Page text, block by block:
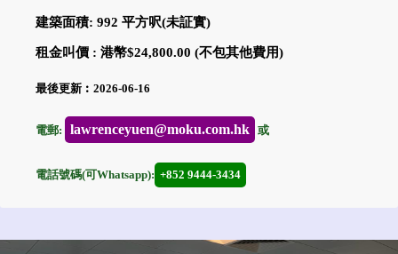
建築面積: 992 平方呎(未証實)
租金叫價 : 港幣$24,800.00 (不包其他費用)
最後更新︰2026-06-16
電郵: lawrenceyuen@moku.com.hk 或
電話號碼(可Whatsapp): +852 9444-3434